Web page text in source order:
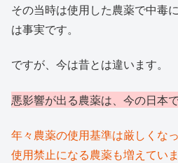
その当時は使用した農薬で中毒
は事実です。
ですが、今は昔とは違います。
悪影響が出る農薬は、今の日本
年々農薬の使用基準は厳しくな
使用禁止になる農薬も増えていま